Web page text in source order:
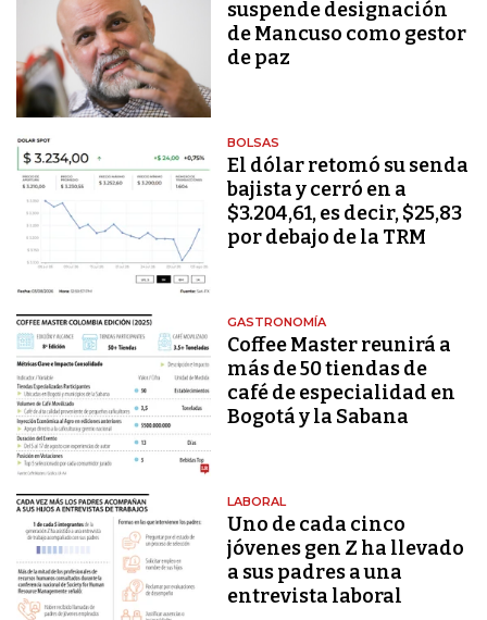
suspende designación
de Mancuso como gestor
de paz
BOLSAS
El dólar retomó su senda
bajista y cerró en a
$3.204,61, es decir, $25,83
por debajo de la TRM
GASTRONOMÍA
Coffee Master reunirá a
más de 50 tiendas de
café de especialidad en
Bogotá y la Sabana
LABORAL
Uno de cada cinco
jóvenes gen Z ha llevado
a sus padres a una
entrevista laboral